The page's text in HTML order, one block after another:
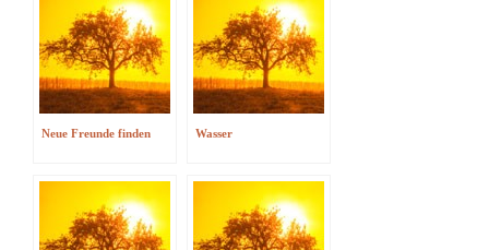
Neue Freunde finden Wasser